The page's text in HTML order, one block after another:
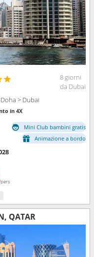
8 giorni
da Dubai
> Dubai
in 4X
Mini Club bambini gratis
Animazione a bordo
QATAR